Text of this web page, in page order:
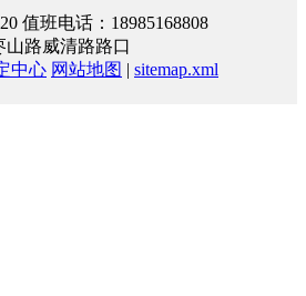
值班电话：18985168808
路威清路路口
中心 网站地图 | sitemap.xml